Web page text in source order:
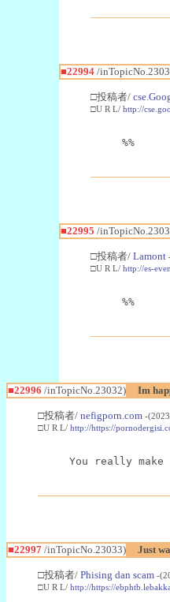
■22994/
□投稿者/
□U R L/ http://
%%
■22995 /
□投稿者/ Lamont
□U R L/ http://es-
%%
■22996 /inTopicNo.23032) Im
□投稿者/ nefigporn.com -
□U R L/ http://https://
You really
■22997 /inTopicNo.23033) Just
□投稿者/ Phising dan scam -
□U R L/ http://https://